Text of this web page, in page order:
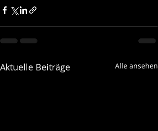
Aktuelle Beiträge Alle ansehen